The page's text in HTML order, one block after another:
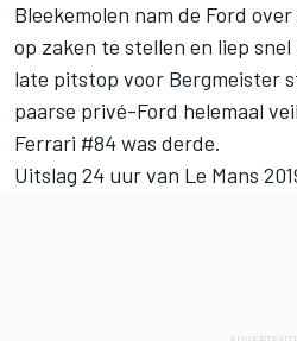
Bleekemolen nam de Ford
op zaken te stellen en liep
late pitstop voor Bergmeister
paarse privé-Ford helemaal
Ferrari #84 was derde.
Uitslag 24 uur van Le Mans